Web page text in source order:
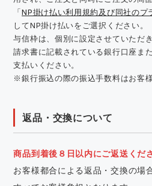
「NP掛け払い利用規約及び同社のプ
してNP掛け払いをご選択ください。
与信枠は、個別に設定させていただき
請求書に記載されている銀行口座ま
支払いください。
※銀行振込の際の振込手数料はお客
返品・交換について
商品到着後８日以内にご返送くだ
お客様都合による返品・交換の場